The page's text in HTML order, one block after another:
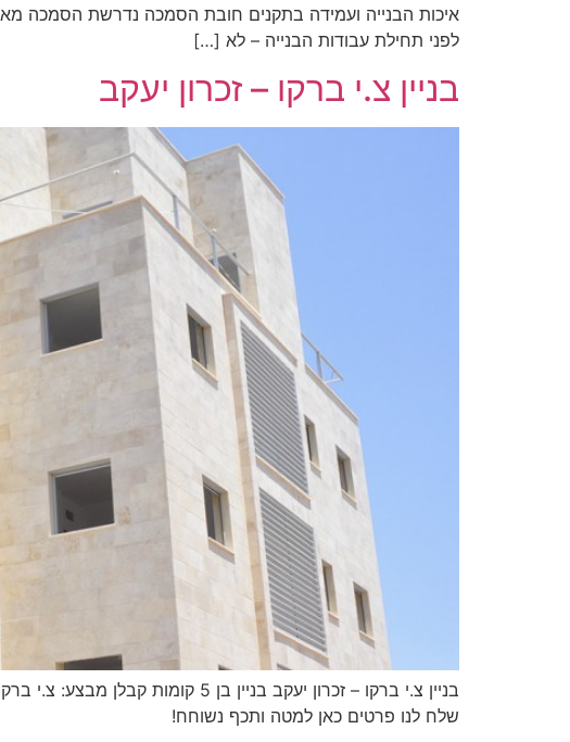
לפני תחילת עבודות הבנייה – לא […]
בניין צ.י ברקו – זכרון יעקב
בניין צ.י ברקו – זכרון יעקב
שלח לנו פרטים כאן למטה ותכף נשוחח!